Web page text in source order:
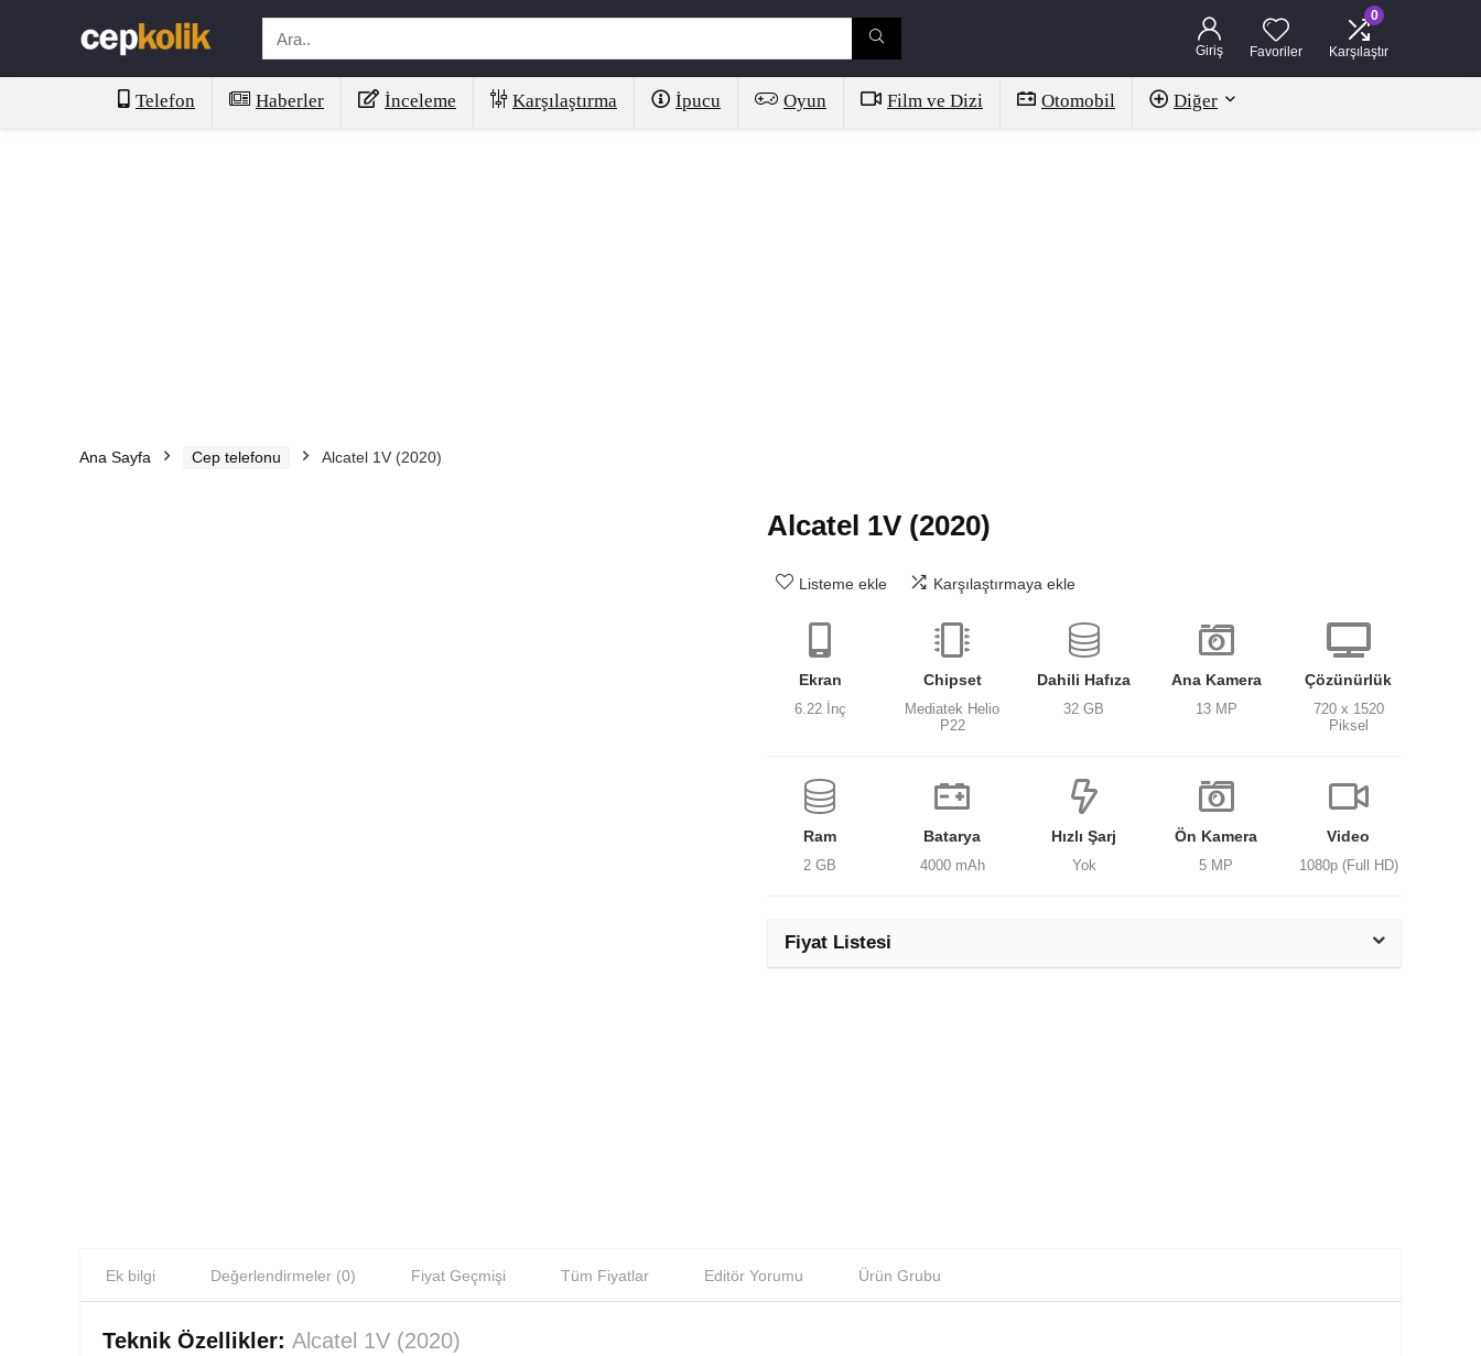
Giriş Favoriler
0
Karşılaştır
Telefon Haberler İnceleme Karşılaştırma İpucu Oyun Film ve Dizi Otomobil Diğer
Ana Sayfa Cep telefonu Alcatel 1V (2020)
Alcatel 1V (2020)
Listeme ekle Karşılaştırmaya ekle
Ekran
6.22 İnç
Chipset
Mediatek Helio
P22
Dahili Hafıza
32 GB
Ana Kamera
13 MP
Çözünürlük
720 x 1520
Piksel
Ram
2 GB
Batarya
4000 mAh
Hızlı Şarj
Yok
Ön Kamera
5 MP
Video
1080p (Full HD)
Fiyat Listesi
Ek bilgi Değerlendirmeler (0) Fiyat Geçmişi Tüm Fiyatlar Editör Yorumu Ürün Grubu
Teknik Özellikler: Alcatel 1V (2020)